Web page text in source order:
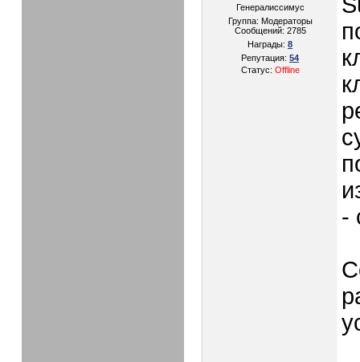
Генералиссимус
Группа: Модераторы
Сообщений: 2785
Награды: 8
Репутация: 54
Статус: Offline
-